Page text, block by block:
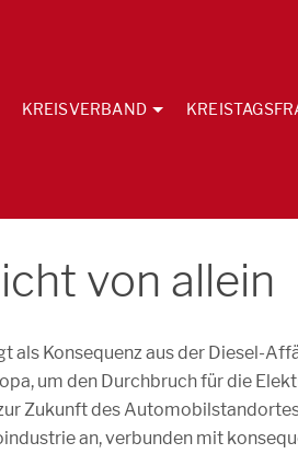
KREISVERBAND
von allein
als Konsequenz aus der Diesel-
um den Durchbruch für die
Zukunft des
an, verbunden mit